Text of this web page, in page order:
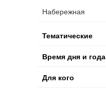
Набережная
Тематические
Время дня и года
Для кого